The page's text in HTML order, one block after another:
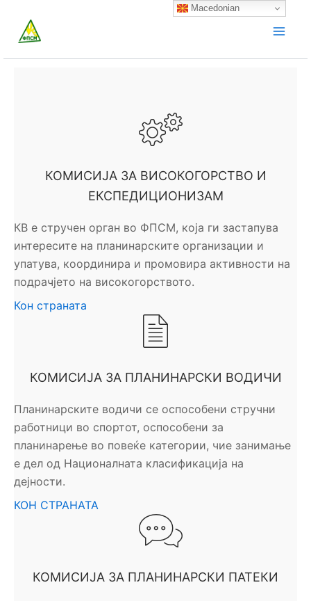
content
КОМИСИЈА ЗА ВИСОКОГОРСТВО И
ЕКСПЕДИЦИОНИЗАМ
КВ е стручен орган во ФПСМ, која ги застапува
интересите на планинарските организации и
упатува, координира и промовира активности на
подрачјето на високогорството.
Кон страната
КОМИСИЈА ЗА ПЛАНИНАРСКИ ВОДИЧИ
Планинарските водичи се оспособени стручни
работници во спортот, оспособени за
планинарење во повеќе категории, чие занимање
е дел од Националната класификација на
дејности.
КОН СТРАНАТА
КОМИСИЈА ЗА ПЛАНИНАРСКИ ПАТЕКИ
Macedonian